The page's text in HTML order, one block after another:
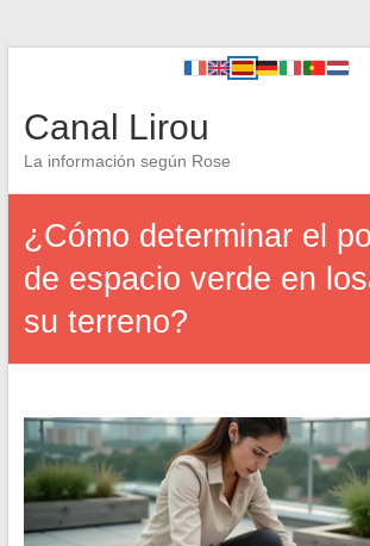
Canal Lirou
La información según Rose
¿Cómo determinar el
de espacio verde en
su terreno?